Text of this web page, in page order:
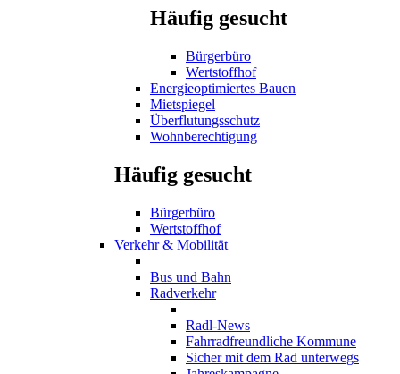
Häufig gesucht
Bürgerbüro
Wertstoffhof
Energieoptimiertes Bauen
Mietspiegel
Überflutungsschutz
Wohnberechtigung
Häufig gesucht
Bürgerbüro
Wertstoffhof
Verkehr & Mobilität
Bus und Bahn
Radverkehr
Radl-News
Fahrradfreundliche Kommune
Sicher mit dem Rad unterwegs